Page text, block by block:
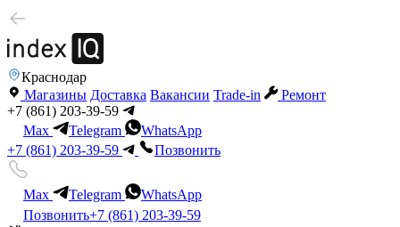
Краснодар
Магазины Доставка Вакансии Trade-in
Ремонт
+7 (861) 203-39-59
Max
Telegram
WhatsApp
+7 (861) 203-39-59
Позвонить
Max Telegram
WhatsApp
Позвонить+7 (861) 203-39-59